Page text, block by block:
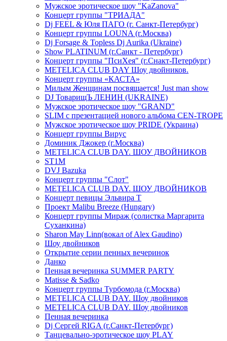
Мужское эротическое шоу "KaZanova"
Концерт группы "ТРИАДА"
Dj FEEL & Юля ПАГО (г. Санкт-Петербург)
Концерт группы LOUNA (г.Москва)
Dj Forsage & Topless Dj Aurika (Ukraine)
Show PLATINUM (г.Санкт - Петербург)
Концерт группы "ПсиХея" (г.Снакт-Петербург)
METELICA CLUB DAY Шоу двойников.
Концерт группы «КАСТА»
Милым Женщинам посвящается! Just man show
DJ ТоварищЪ ЛЕНИН (UKRAINE)
Мужское эротическое шоу "GRAND"
SLIM с презентацией нового альбома CEN-TROPE
Мужское эротическое шоу PRIDE (Украина)
Концерт группы Вирус
Доминик Джокер (г.Москва)
METELICA CLUB DAY. ШОУ ДВОЙНИКОВ
ST1M
DVJ Bazuka
Концерт группы "Слот"
METELICA CLUB DAY. ШОУ ДВОЙНИКОВ
Концерт певицы Эльвира Т
Проект Malibu Breeze (Hungary)
Концерт группы Мираж (солистка Маргарита
Суханкина)
Sharon May Linn(вокал of Alex Gaudino)
Шоу двойников
Открытие серии пенных вечеринок
Данко
Пенная вечеринка SUMMER PARTY
Matisse & Sadko
Концерт группы Турбомода (г.Москва)
METELICA CLUB DAY. Шоу двойников
METELICA CLUB DAY. Шоу двойников
Пенная вечеринка
Dj Сергей RIGA (г.Санкт-Петербург)
Танцевально-эротическое шоу PLAY